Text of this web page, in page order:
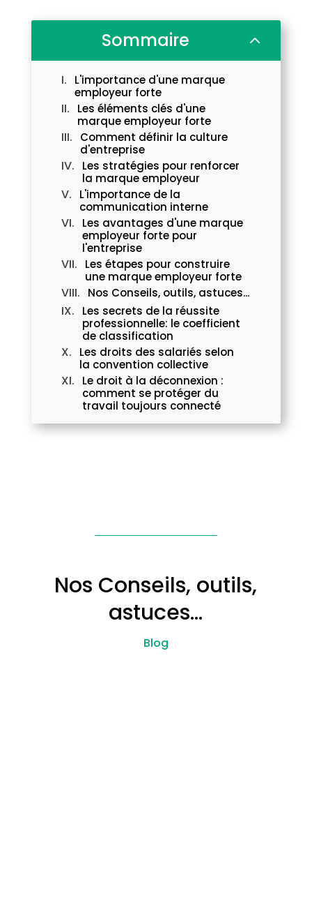
Sommaire 2
L'importance d'une marque
employeur forte
Les éléments clés d'une
marque employeur forte
Comment définir la culture
d'entreprise
Les stratégies pour renforcer
la marque employeur
L'importance de la
communication interne
Les avantages d'une marque
employeur forte pour
l'entreprise
Les étapes pour construire
une marque employeur forte
Nos Conseils, outils, astuces...
Les secrets de la réussite
professionnelle: le coefficient
de classification
Les droits des salariés selon
la convention collective
Le droit à la déconnexion :
comment se protéger du
travail toujours connecté
Nos Conseils, outils,
astuces…
Blog